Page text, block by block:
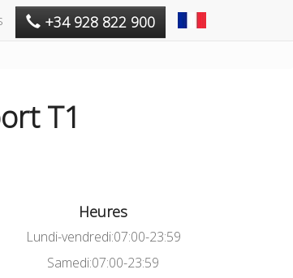
+34 928 822 900
T1
Heures
Lundi-vendredi:07:00-23:59
Samedi:07:00-23:59